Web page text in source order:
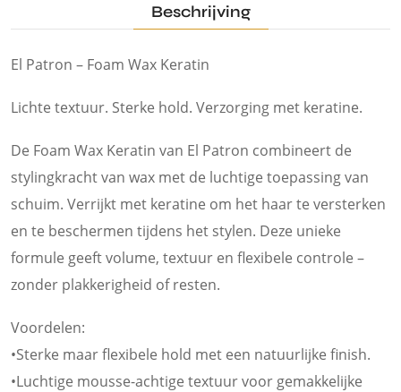
Beschrijving
El Patron – Foam Wax Keratin
Lichte textuur. Sterke hold. Verzorging met keratine.
De Foam Wax Keratin van El Patron combineert de
stylingkracht van wax met de luchtige toepassing van
schuim. Verrijkt met keratine om het haar te versterken
en te beschermen tijdens het stylen. Deze unieke
formule geeft volume, textuur en flexibele controle –
zonder plakkerigheid of resten.
Voordelen:
•Sterke maar flexibele hold met een natuurlijke finish.
•Luchtige mousse-achtige textuur voor gemakkelijke